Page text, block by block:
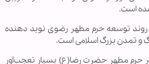
است.
روند توسعه حرم مطهر رضوی نوید دهنده
و تمدن بزرگ اسلامی است.
حرم مطهر حضرت رضا(ع) بسیار تعجب‌آور